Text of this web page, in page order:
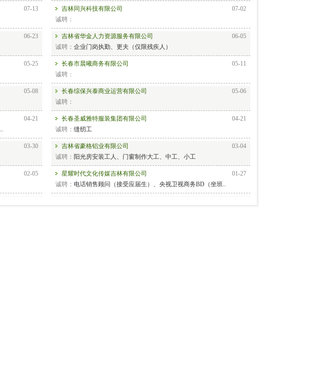
吉林同兴科技有限公司
诚聘：
吉林省华金人力资源服务有限公司
诚聘：
企业门岗执勤、更夫（仅限残疾人）
长春市晨曦商务有限公司
诚聘：
长春综保兴泰商业运营有限公司
诚聘：
长春圣威雅特服装集团有限公司
诚聘： 缝纫工
吉林省豪格铝业有限公司
诚聘： 阳光房安装工人、门窗制作大工、中工、小工
星耀时代文化传媒吉林有限公司
诚聘：
电话销售顾问（接受应届生）、央视卫视商务BD（坐班..
诚聘：